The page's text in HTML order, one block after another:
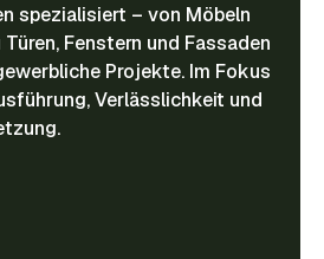
spezialisiert – von Möbeln
Fenstern und Fassaden
Projekte. Im Fokus
Verlässlichkeit und